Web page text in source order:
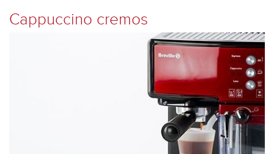
Cappuccino cremos